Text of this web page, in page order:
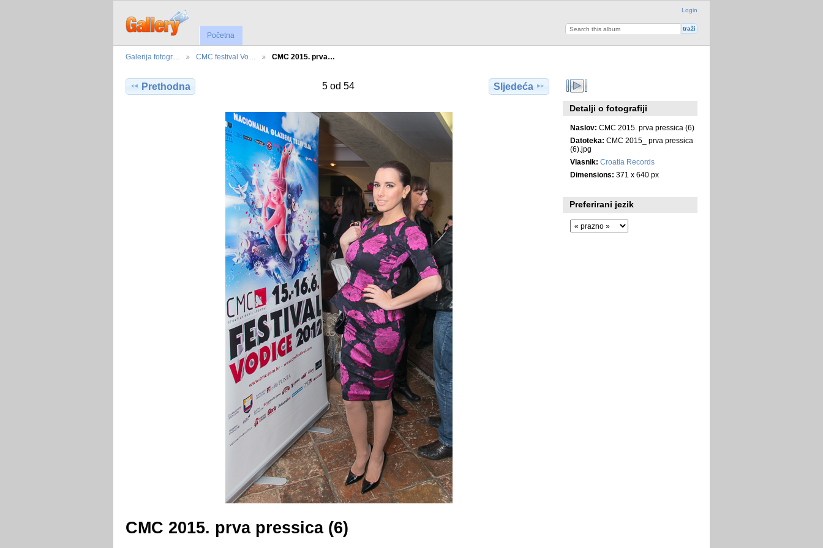
Login
Početna
Galerija fotogr… CMC festival Vo… CMC 2015. prva…
Prethodna 5 od 54 Sljedeća
CMC 2015. prva pressica (6)
Detalji o fotografiji
Naslov: CMC 2015. prva pressica (6)
Datoteka: CMC 2015_ prva pressica
(6).jpg
Vlasnik: Croatia Records
Dimensions: 371 x 640 px
Preferirani jezik